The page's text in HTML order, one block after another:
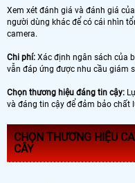
Xem xét đánh giá và đánh giá
người dùng khác để có cái nhìn
camera.
Chi phí: Xác định ngân sách của
vẫn đáp ứng được nhu cầu giám
Chọn thương hiệu đáng tin cậy:
và đáng tin cậy để đảm bảo chất
CHỌN THƯƠNG HIỆU
CÂY